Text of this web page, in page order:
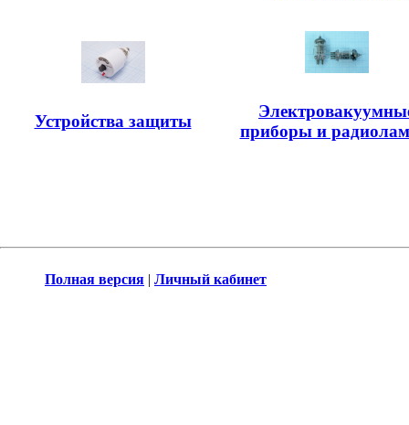
Устройства защиты
приборы и
Полная версия | Личный кабинет